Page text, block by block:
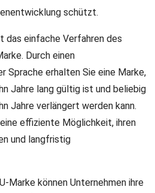
schützt.
das einfache Verfahren des
Durch einen
Sprache erhalten Sie eine Marke,
Jahre lang gültig ist und beliebig
Jahre verlängert werden kann.
effiziente Möglichkeit, ihren
und langfristig
Marke können Unternehmen ihre